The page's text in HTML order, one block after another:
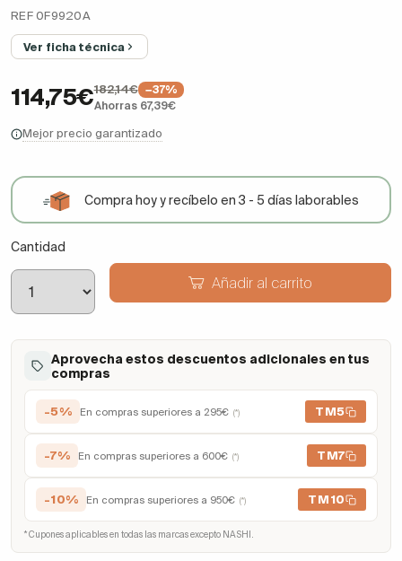
REF 0F9920A
Ver ficha técnica
114,75€182,14€
−37%
Ahorras 67,39€
Mejor precio garantizado
Compra hoy y recíbelo en 3 - 5 días laborables
Cantidad
Añadir al carrito
Aprovecha estos descuentos adicionales en tus
compras
-5% En compras superiores a 295€ (*) TM5
-7% En compras superiores a 600€ (*) TM7
-10% En compras superiores a 950€ (*) TM10
* Cupones aplicables en todas las marcas excepto NASHI.